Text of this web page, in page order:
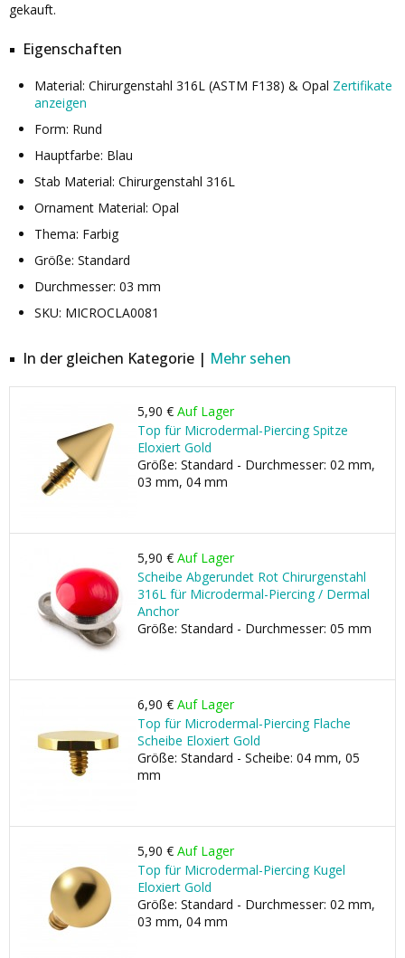
gekauft.
Eigenschaften
Material: Chirurgenstahl 316L (ASTM F138) & Opal Zertifikate
anzeigen
Form: Rund
Hauptfarbe: Blau
Stab Material: Chirurgenstahl 316L
Ornament Material: Opal
Thema: Farbig
Größe: Standard
Durchmesser: 03 mm
SKU: MICROCLA0081
In der gleichen Kategorie | Mehr sehen
5,90 € Auf Lager
Top für Microdermal-Piercing Spitze
Eloxiert Gold
Größe: Standard - Durchmesser: 02 mm,
03 mm, 04 mm
5,90 € Auf Lager
Scheibe Abgerundet Rot Chirurgenstahl
316L für Microdermal-Piercing / Dermal
Anchor
Größe: Standard - Durchmesser: 05 mm
6,90 € Auf Lager
Top für Microdermal-Piercing Flache
Scheibe Eloxiert Gold
Größe: Standard - Scheibe: 04 mm, 05
mm
5,90 € Auf Lager
Top für Microdermal-Piercing Kugel
Eloxiert Gold
Größe: Standard - Durchmesser: 02 mm,
03 mm, 04 mm